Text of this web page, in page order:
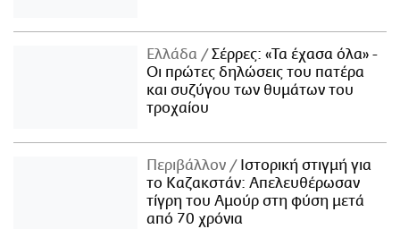
Ελλάδα
Σέρρες: «Τα έχασα όλα» -
Οι πρώτες δηλώσεις του πατέρα
και συζύγου των θυμάτων του
τροχαίου
Περιβάλλον
Ιστορική στιγμή για
το Καζακστάν: Απελευθέρωσαν
τίγρη του Αμούρ στη φύση μετά
από 70 χρόνια